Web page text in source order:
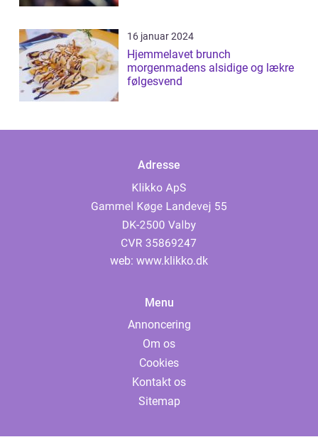
16 januar 2024
Hjemmelavet brunch
morgenmadens alsidige og lækre
følgesvend
Adresse
web: www.klikko.dk
Menu
Annoncering
Om os
Cookies
Kontakt os
Sitemap